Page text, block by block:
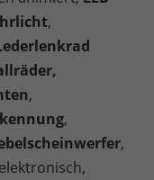
,
,
,
,